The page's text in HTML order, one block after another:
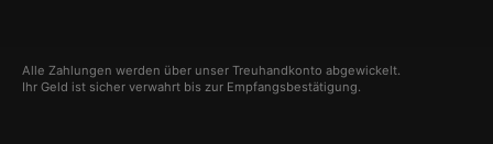
Alle Zahlungen werden über unser Treuhandkonto abgewickelt.
Ihr Geld ist sicher verwahrt bis zur Empfangsbestätigung.